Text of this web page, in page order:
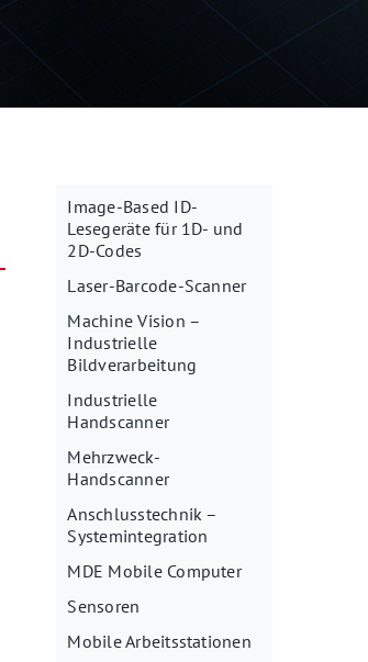
Image-Based ID-
Lesegeräte für 1D- und
2D-Codes
Laser-Barcode-Scanner
Machine Vision –
Industrielle
Bildverarbeitung
Industrielle
Handscanner
Mehrzweck-
Handscanner
Anschlusstechnik –
Systemintegration
MDE Mobile Computer
Sensoren
Mobile Arbeitsstationen